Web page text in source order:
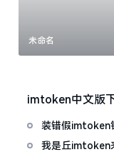
未命名
imtoken中文版
装错假imtoken
招能救急
我是丘imtoken